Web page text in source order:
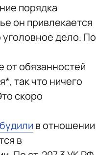
порядка
он привлекается
уголовное дело. По
от обязанностей
так что ничего
скоро
в отношении
в